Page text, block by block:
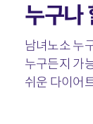
누구나
남녀노소 누
누구든지 가
쉬운 다이어